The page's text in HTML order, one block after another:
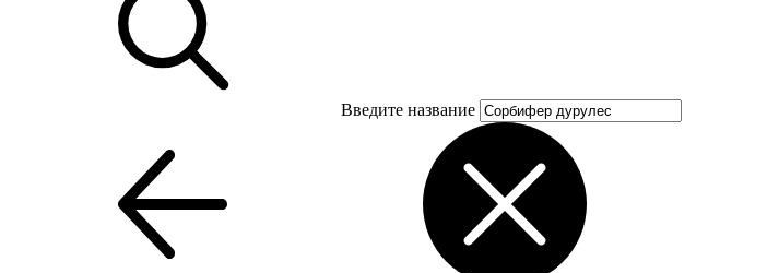
Введите название